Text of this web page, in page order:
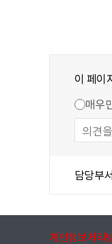
이 페이
매우
담당부서
개인정보처리